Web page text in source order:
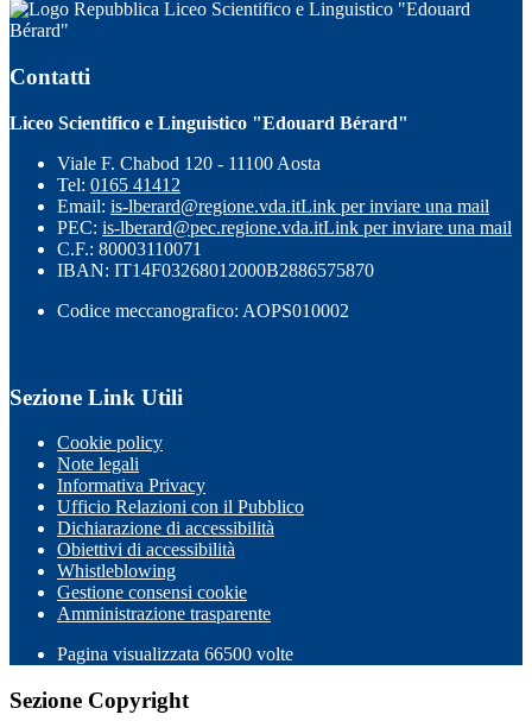
Liceo Scientifico e Linguistico "Edouard
Bérard"
Contatti
Liceo Scientifico e Linguistico "Edouard Bérard"
Viale F. Chabod 120 - 11100 Aosta
Tel: 0165 41412
Email: is-lberard@regione.vda.itLink per inviare una mail
PEC: is-lberard@pec.regione.vda.itLink per inviare una mail
C.F.: 80003110071
IBAN: IT14F03268012000B2886575870
Codice meccanografico: AOPS010002
Sezione Link Utili
Cookie policy
Note legali
Informativa Privacy
Ufficio Relazioni con il Pubblico
Dichiarazione di accessibilità
Obiettivi di accessibilità
Whistleblowing
Gestione consensi cookie
Amministrazione trasparente
Pagina visualizzata 66500 volte
Sezione Copyright